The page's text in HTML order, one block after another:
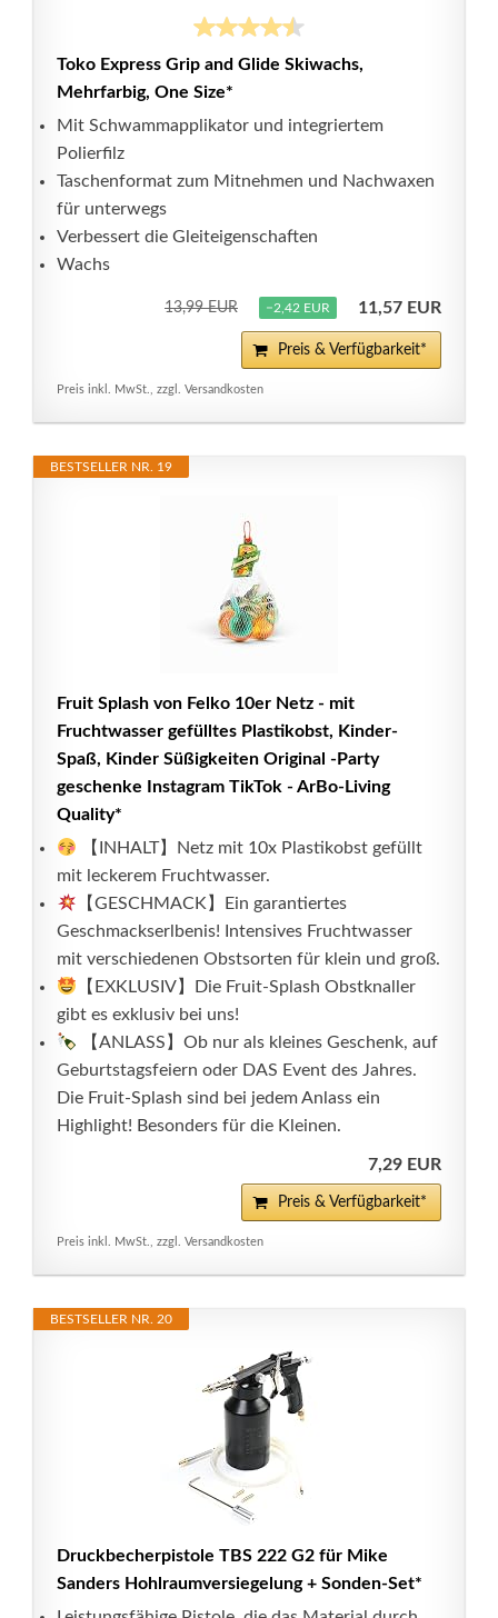
Toko Express Grip and Glide Skiwachs,
Mehrfarbig, One Size*
Mit Schwammapplikator und integriertem
Polierfilz
Taschenformat zum Mitnehmen und Nachwaxen
für unterwegs
Verbessert die Gleiteigenschaften
Wachs
13,99 EUR −2,42 EUR 11,57 EUR
Preis & Verfügbarkeit*
Preis inkl. MwSt., zzgl. Versandkosten
BESTSELLER NR. 19
Fruit Splash von Felko 10er Netz - mit
Fruchtwasser gefülltes Plastikobst, Kinder-
Spaß, Kinder Süßigkeiten Original -Party
geschenke Instagram TikTok - ArBo-Living
Quality*
【INHALT】Netz mit 10x Plastikobst gefüllt
mit leckerem Fruchtwasser.
【GESCHMACK】Ein garantiertes
Geschmackserlbenis! Intensives Fruchtwasser
mit verschiedenen Obstsorten für klein und groß.
【EXKLUSIV】Die Fruit-Splash Obstknaller
gibt es exklusiv bei uns!
【ANLASS】Ob nur als kleines Geschenk, auf
Geburtstagsfeiern oder DAS Event des Jahres.
Die Fruit-Splash sind bei jedem Anlass ein
Highlight! Besonders für die Kleinen.
7,29 EUR
Preis & Verfügbarkeit*
Preis inkl. MwSt., zzgl. Versandkosten
BESTSELLER NR. 20
Druckbecherpistole TBS 222 G2 für Mike
Sanders Hohlraumversiegelung + Sonden-Set*